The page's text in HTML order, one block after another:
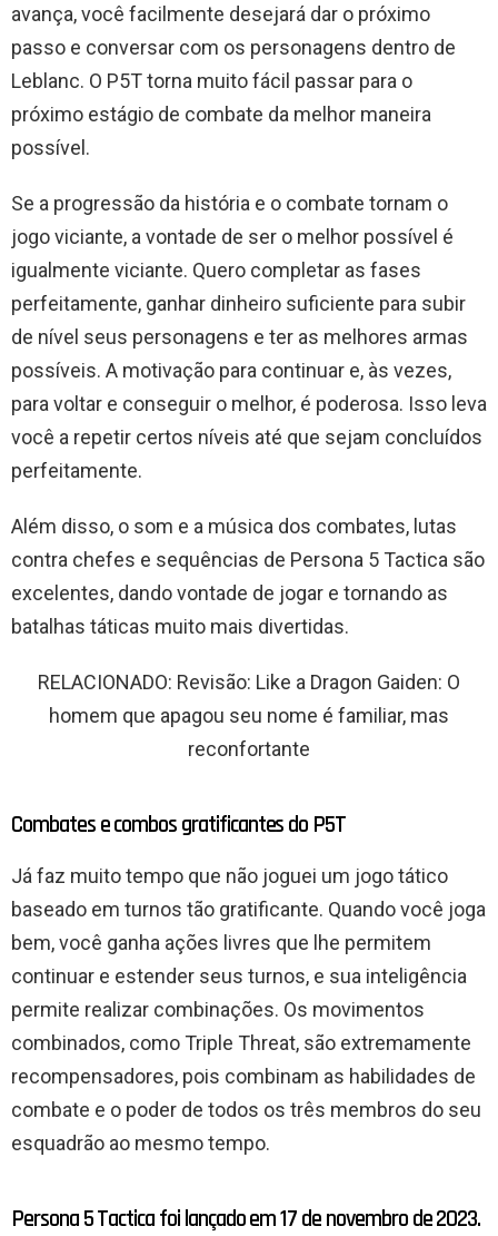
avança, você facilmente desejará dar o próximo
passo e conversar com os personagens dentro de
Leblanc. O P5T torna muito fácil passar para o
próximo estágio de combate da melhor maneira
possível.
Se a progressão da história e o combate tornam o
jogo viciante, a vontade de ser o melhor possível é
igualmente viciante. Quero completar as fases
perfeitamente, ganhar dinheiro suficiente para subir
de nível seus personagens e ter as melhores armas
possíveis. A motivação para continuar e, às vezes,
para voltar e conseguir o melhor, é poderosa. Isso leva
você a repetir certos níveis até que sejam concluídos
perfeitamente.
Além disso, o som e a música dos combates, lutas
contra chefes e sequências de Persona 5 Tactica são
excelentes, dando vontade de jogar e tornando as
batalhas táticas muito mais divertidas.
RELACIONADO: Revisão: Like a Dragon Gaiden: O
homem que apagou seu nome é familiar, mas
reconfortante
Combates e combos gratificantes do P5T
Já faz muito tempo que não joguei um jogo tático
baseado em turnos tão gratificante. Quando você joga
bem, você ganha ações livres que lhe permitem
continuar e estender seus turnos, e sua inteligência
permite realizar combinações. Os movimentos
combinados, como Triple Threat, são extremamente
recompensadores, pois combinam as habilidades de
combate e o poder de todos os três membros do seu
esquadrão ao mesmo tempo.
Persona 5 Tactica foi lançado em 17 de novembro de 2023.